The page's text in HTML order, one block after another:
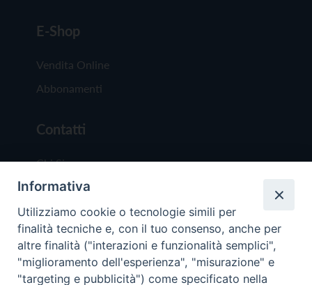
E-Shop
Vendita Online
Abbonamenti
Contatti
Chi Siamo
Redazione
Scrivici
Informativa
Utilizziamo cookie o tecnologie simili per
finalità tecniche e, con il tuo consenso, anche per
altre finalità ("interazioni e funzionalità semplici",
"miglioramento dell'esperienza", "misurazione" e
"targeting e pubblicità") come specificato nella